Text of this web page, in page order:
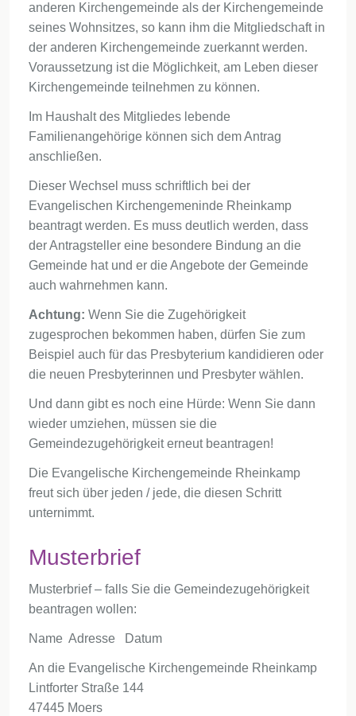
anderen Kirchengemeinde als der Kirchengemeinde
seines Wohnsitzes, so kann ihm die Mitgliedschaft in
der anderen Kirchengemeinde zuerkannt werden.
Voraussetzung ist die Möglichkeit, am Leben dieser
Kirchengemeinde teilnehmen zu können.
Im Haushalt des Mitgliedes lebende
Familienangehörige können sich dem Antrag
anschließen.
Dieser Wechsel muss schriftlich bei der
Evangelischen Kirchengemeninde Rheinkamp
beantragt werden. Es muss deutlich werden, dass
der Antragsteller eine besondere Bindung an die
Gemeinde hat und er die Angebote der Gemeinde
auch wahrnehmen kann.
Achtung: Wenn Sie die Zugehörigkeit
zugesprochen bekommen haben, dürfen Sie zum
Beispiel auch für das Presbyterium kandidieren oder
die neuen Presbyterinnen und Presbyter wählen.
Und dann gibt es noch eine Hürde: Wenn Sie dann
wieder umziehen, müssen sie die
Gemeindezugehörigkeit erneut beantragen!
Die Evangelische Kirchengemeinde Rheinkamp
freut sich über jeden / jede, die diesen Schritt
unternimmt.
Musterbrief
Musterbrief – falls Sie die Gemeindezugehörigkeit
beantragen wollen:
Name Adresse Datum
An die Evangelische Kirchengemeinde Rheinkamp
Lintforter Straße 144
47445 Moers